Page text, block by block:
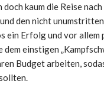
doch kaum die Reise
den nicht
ein Erfolg und vor
einstigen
Budget arbeiten,